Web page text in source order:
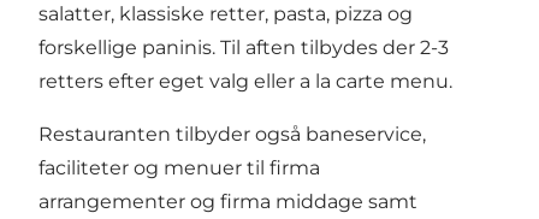
salatter, klassiske retter, pasta, pizza og
forskellige paninis. Til aften tilbydes der 2-3
retters efter eget valg eller a la carte menu.
Restauranten tilbyder også baneservice,
faciliteter og menuer til firma
arrangementer og firma middage samt